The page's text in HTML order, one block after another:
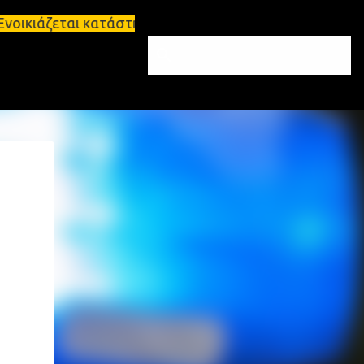
κατάστημα 134 τ.μ, με υπόγειο 124τ.μ